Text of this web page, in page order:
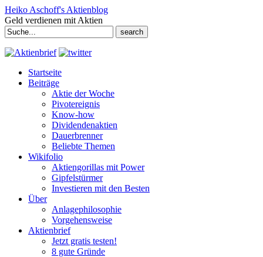
Heiko Aschoff's Aktienblog
Geld verdienen mit Aktien
Search
for:
Startseite
Beiträge
Aktie der Woche
Pivotereignis
Know-how
Dividendenaktien
Dauerbrenner
Beliebte Themen
Wikifolio
Aktiengorillas mit Power
Gipfelstürmer
Investieren mit den Besten
Über
Anlagephilosophie
Vorgehensweise
Aktienbrief
Jetzt gratis testen!
8 gute Gründe